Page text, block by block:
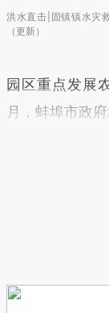
洪水直击|固镇镇水灾
（更新）
园区重点发展
月，蚌埠市政